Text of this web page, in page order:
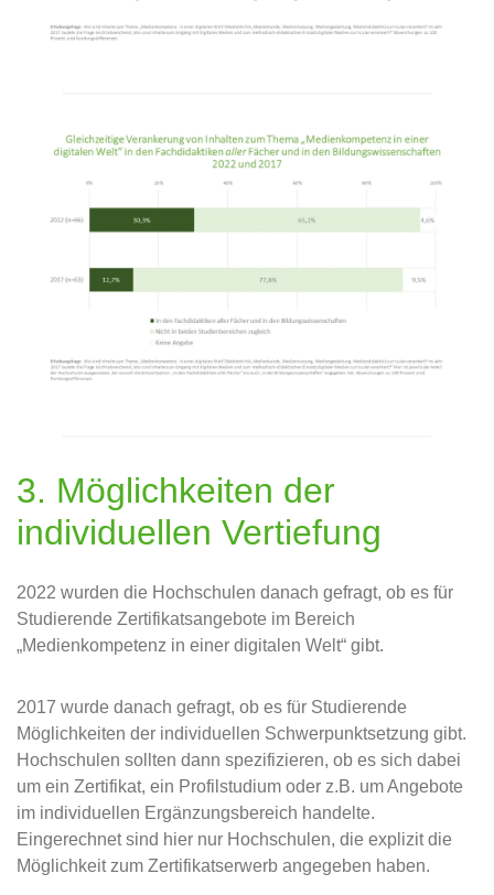
3. Möglichkeiten der
individuellen Vertiefung
2022 wurden die Hochschulen danach gefragt, ob es für
Studierende Zertifikatsangebote im Bereich
„Medienkompetenz in einer digitalen Welt“ gibt.
2017 wurde danach gefragt, ob es für Studierende
Möglichkeiten der individuellen Schwerpunktsetzung gibt.
Hochschulen sollten dann spezifizieren, ob es sich dabei
um ein Zertifikat, ein Profilstudium oder z.B. um Angebote
im individuellen Ergänzungsbereich handelte.
Eingerechnet sind hier nur Hochschulen, die explizit die
Möglichkeit zum Zertifikatserwerb angegeben haben.